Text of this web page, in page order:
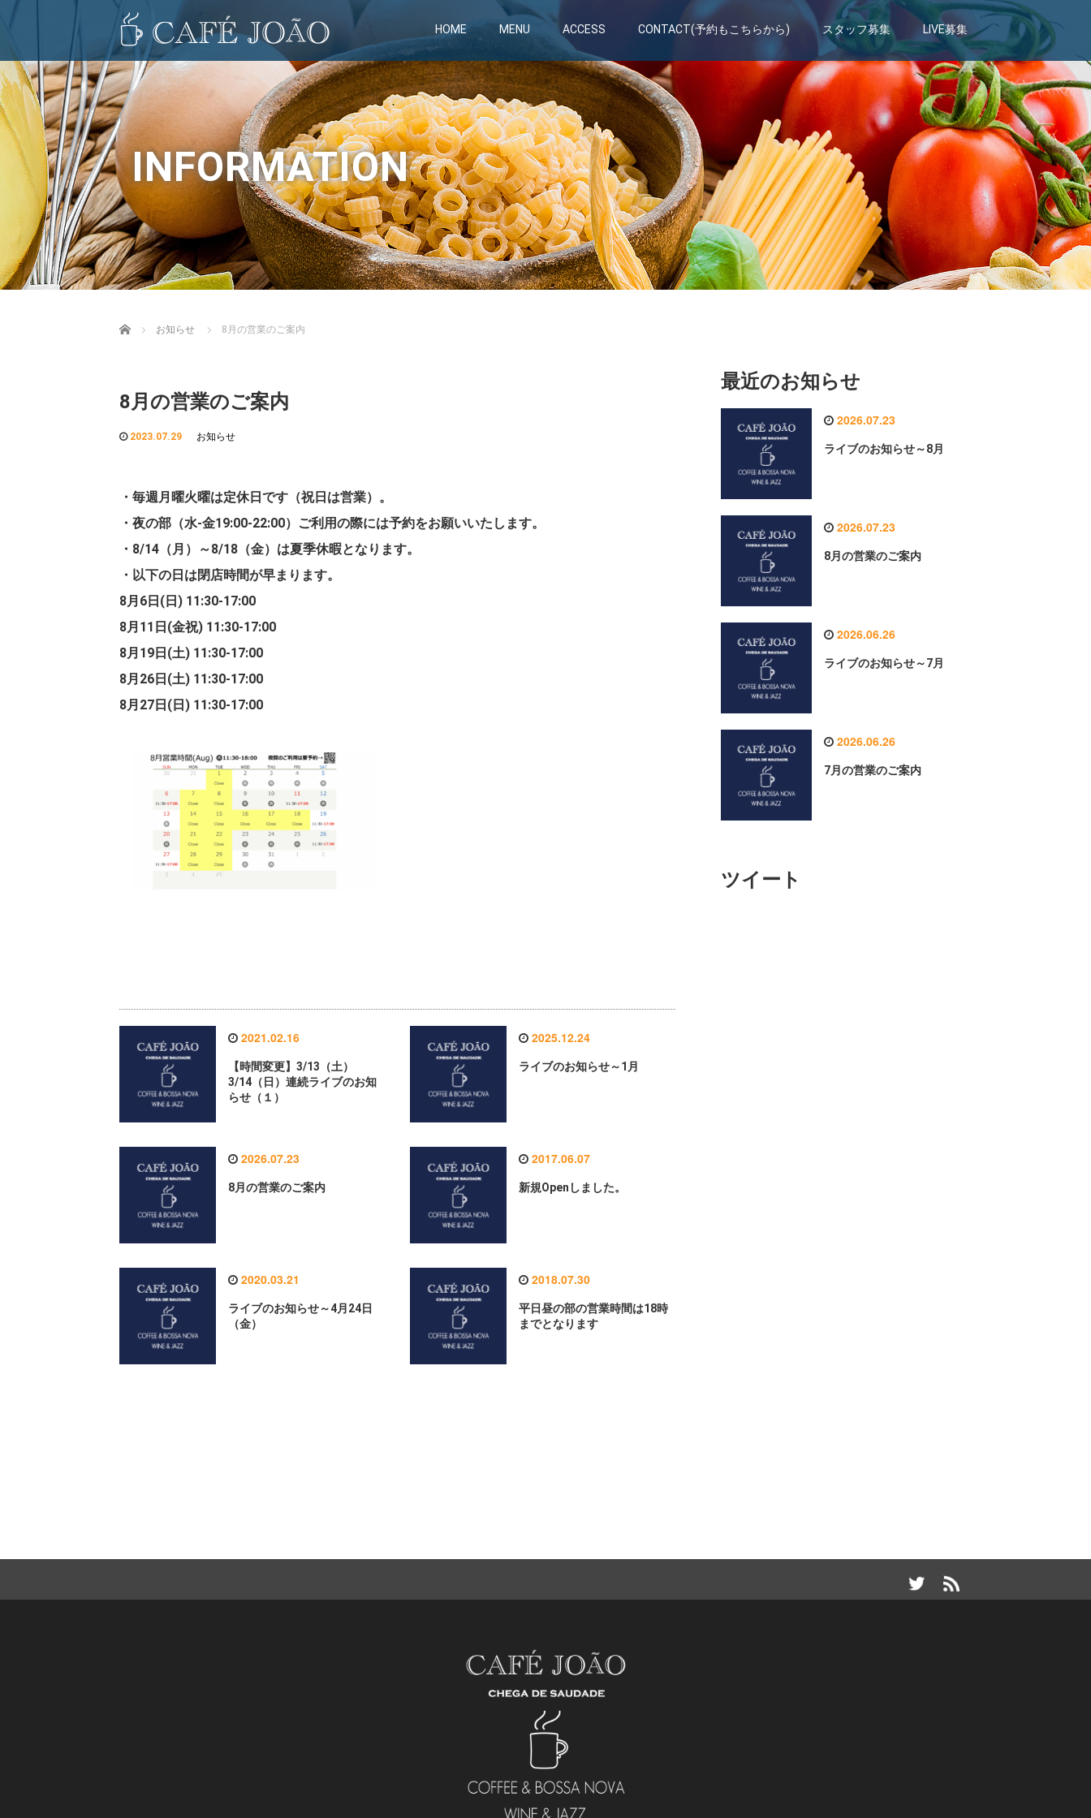
HOME MENU ACCESS CONTACT(予約もこちらから) スタッフ募集 LIVE募集
INFORMATION
Home お知らせ 8月の営業のご案内
8月の営業のご案内
2023.07.29 お知らせ
・毎週月曜火曜は定休日です（祝日は営業）。
・夜の部（水-金19:00-22:00）ご利用の際には予約をお願いいたします。
・8/14（月）～8/18（金）は夏季休暇となります。
・以下の日は閉店時間が早まります。
8月6日(日) 11:30-17:00
8月11日(金祝) 11:30-17:00
8月19日(土) 11:30-17:00
8月26日(土) 11:30-17:00
8月27日(日) 11:30-17:00
2021.02.16
【時間変更】3/13（土）
3/14（日）連続ライブのお知
らせ（１）
2025.12.24
ライブのお知らせ～1月
2026.07.23
8月の営業のご案内
2017.06.07
新規Openしました。
2020.03.21
ライブのお知らせ～4月24日
（金）
2018.07.30
平日昼の部の営業時間は18時
までとなります
最近のお知らせ
2026.07.23
ライブのお知らせ～8月
2026.07.23
8月の営業のご案内
2026.06.26
ライブのお知らせ～7月
2026.06.26
7月の営業のご案内
ツイート